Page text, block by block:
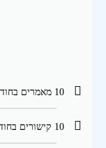
10 מאמרים בחודש
10 קישורים בחודש